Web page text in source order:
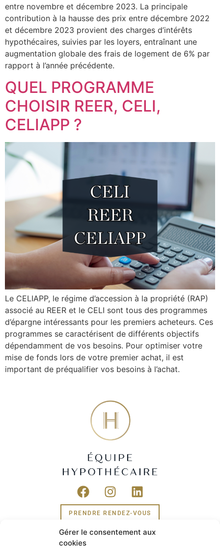
Gérer le consentement aux
cookies
entre novembre et décembre 2023. La principale
contribution à la hausse des prix entre décembre 2022
et décembre 2023 provient des charges d’intérêts
hypothécaires, suivies par les loyers, entraînant une
augmentation globale des frais de logement de 6% par
rapport à l’année précédente.
QUEL PROGRAMME
CHOISIR REER, CELI,
CELIAPP ?
Le CELIAPP, le régime d’accession à la propriété (RAP)
associé au REER et le CELI sont tous des programmes
d’épargne intéressants pour les premiers acheteurs. Ces
programmes se caractérisent de différents objectifs
dépendamment de vos besoins. Pour optimiser votre
mise de fonds lors de votre premier achat, il est
important de préqualifier vos besoins à l’achat.
PRENDRE RENDEZ-VOUS